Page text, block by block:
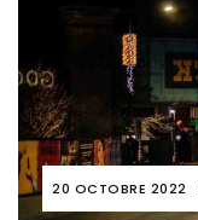
20 OCTOBRE 2022